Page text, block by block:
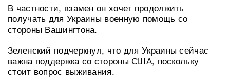
В частности, взамен он хочет продолжить
получать для Украины военную помощь со
стороны Вашингтона.
Зеленский подчеркнул, что для Украины сейчас
важна поддержка со стороны США, поскольку
стоит вопрос выживания.